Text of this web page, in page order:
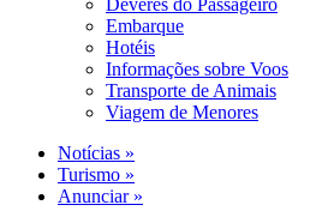
Deveres do Passageiro
Embarque
Hotéis
Informações sobre Voos
Transporte de Animais
Viagem de Menores
Notícias »
Turismo »
Anunciar »